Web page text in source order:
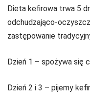
Dieta kefirowa trwa 5
odchudzająco-
zastępowanie
Dzień 1 – spożywa się
Dzień 2 i 3 – pijemy